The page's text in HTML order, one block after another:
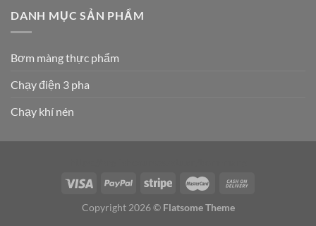
DANH MỤC SẢN PHẨM
Bơm màng thực phẩm
Chạy điện 3 pha
Chạy khí nén
Copyright 2026 © Flatsome Theme